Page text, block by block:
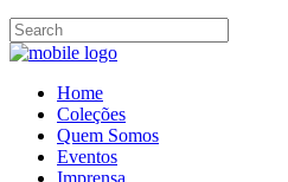
Home
Coleções
Quem Somos
Eventos